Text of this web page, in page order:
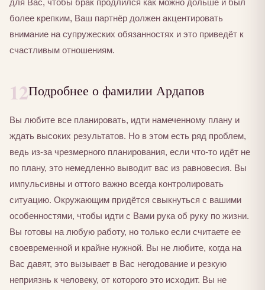
более крепким, Ваш партнёр должен акцентировать
внимание на супружеских обязанностях и это приведёт к
счастливым отношениям.
12Подробнее о фамилии Ардапов
Вы любите все планировать, идти намеченному плану и
ждать высоких результатов. Но в этом есть ряд проблем,
ведь из-за чрезмерного планирования, если что-то идёт не
по плану, это немедленно выводит вас из равновесия. Вы
импульсивны и оттого важно всегда контролировать
ситуацию. Окружающим придётся свыкнуться с вашими
особенностями, чтобы идти с Вами рука об руку по жизни.
Вы готовы на любую работу, но только если считаете ее
своевременной и крайне нужной. Вы не любите, когда на
Вас давят, это вызывает в Вас негодование и резкую
неприязнь к человеку, от которого это исходит. Вы не